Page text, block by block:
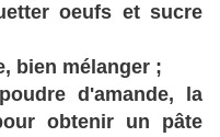
oeufs et sucre
bien mélanger ;
d'amande, la
obtenir un pâte